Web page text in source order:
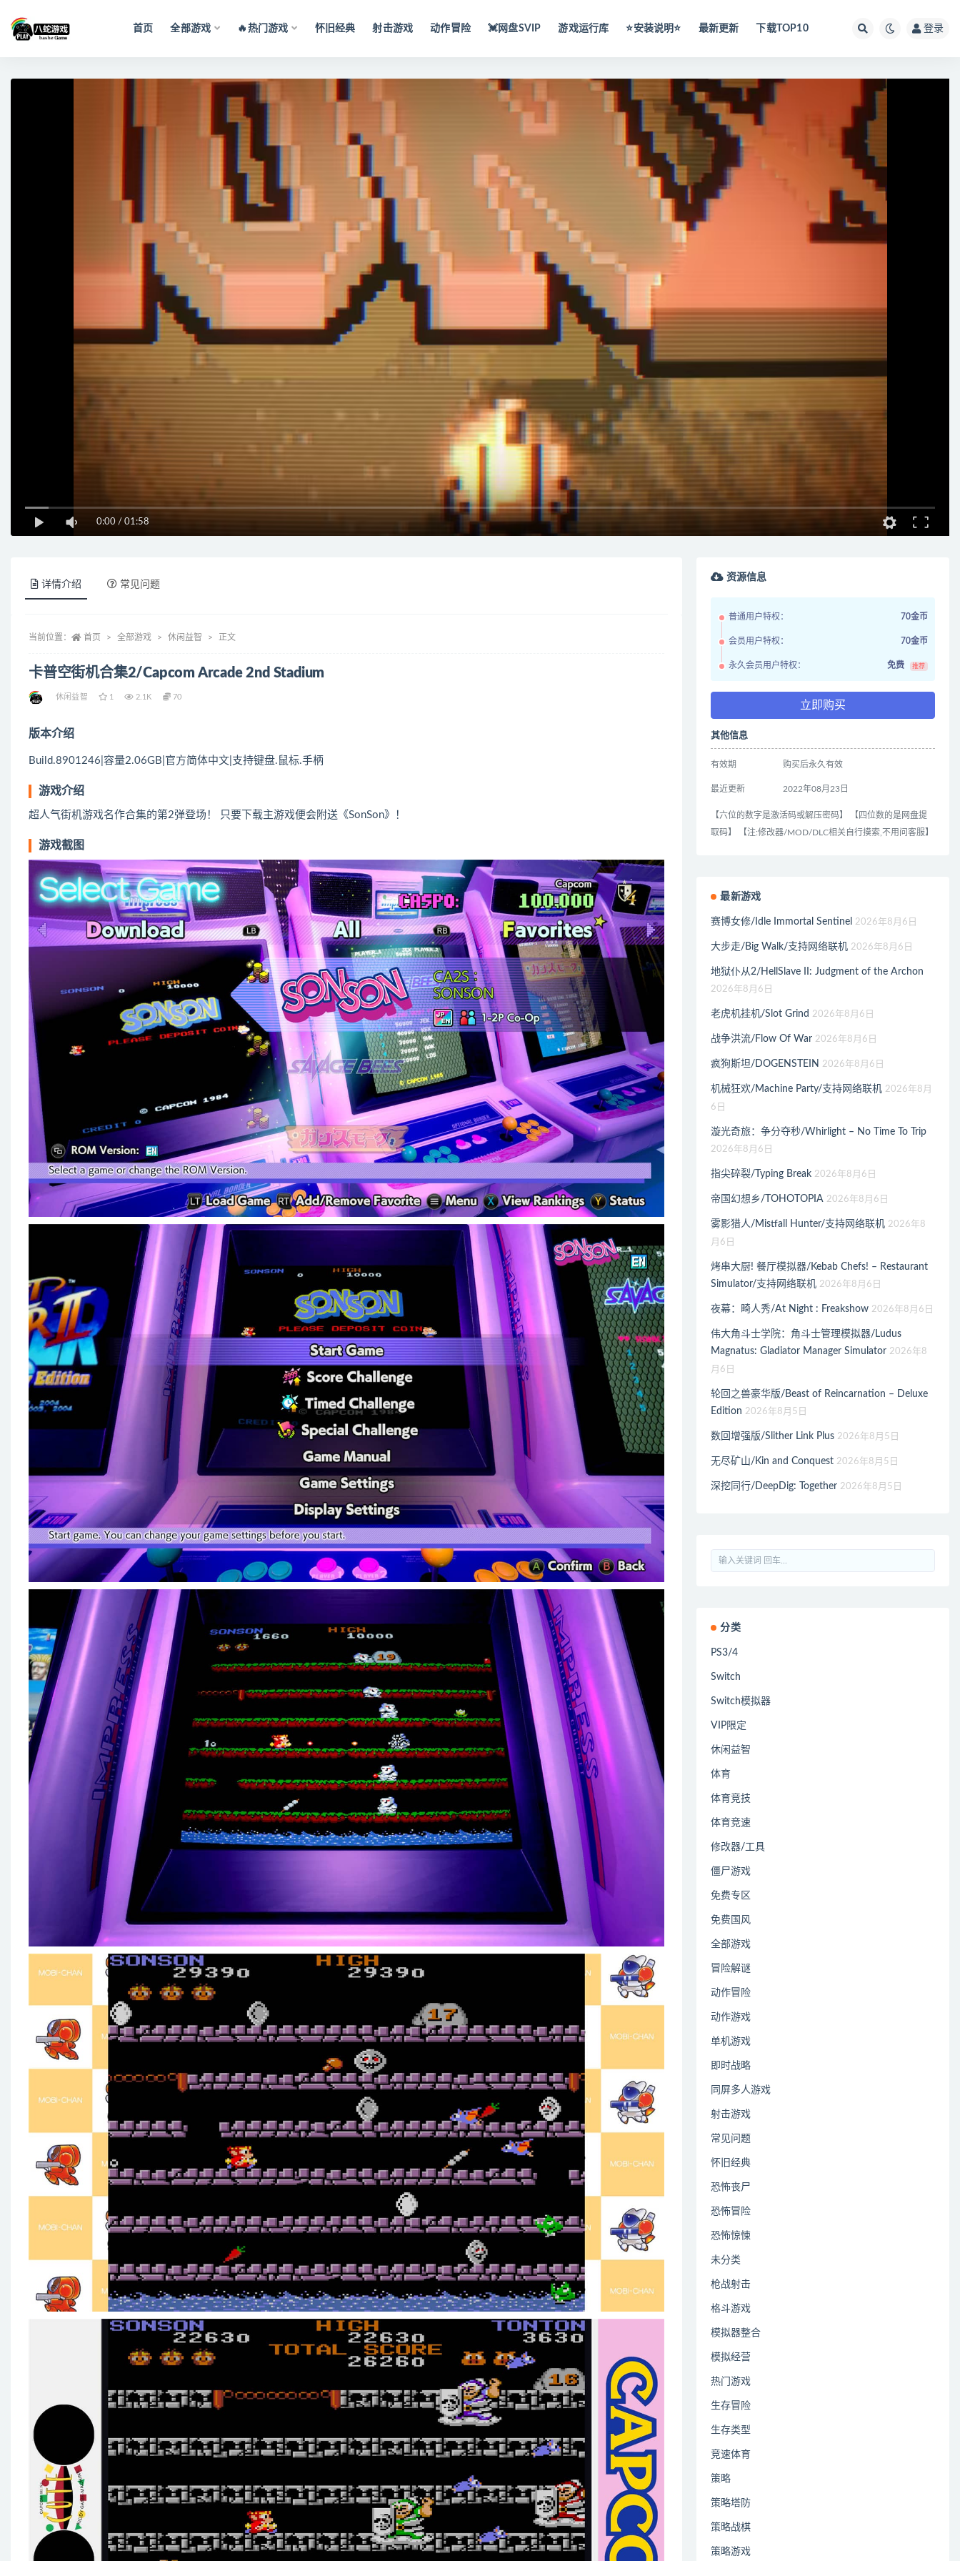
首页 全部游戏 🔥热门游戏 怀旧经典 射击游戏 动作冒险 💓网盘SVIP 游戏运行库 ⭐️安装说明⭐️ 最新更新 下载TOP10 登录
0:00 / 01:58
详情介绍 常见问题
当前位置： 首页 全部游戏 休闲益智 正文
卡普空街机合集2/Capcom Arcade 2nd Stadium
休闲益智 1 2.1K 70
版本介绍
Build.8901246|容量2.06GB|官方简体中文|支持键盘.鼠标.手柄
游戏介绍
超人气街机游戏名作合集的第2弹登场！ 只要下载主游戏便会附送《SonSon》！
游戏截图
资源信息
普通用户特权： 70金币
会员用户特权： 70金币
永久会员用户特权： 免费 推荐
立即购买
其他信息
有效期 购买后永久有效
最近更新 2022年08月23日
【六位的数字是激活码或解压密码】 【四位数的是网盘提
取码】 【注:修改器/MOD/DLC相关自行摸索,不用问客服】
最新游戏
赛博女修/Idle Immortal Sentinel 2026年8月6日
大步走/Big Walk/支持网络联机 2026年8月6日
地狱仆从2/HellSlave II: Judgment of the Archon
2026年8月6日
老虎机挂机/Slot Grind 2026年8月6日
战争洪流/Flow Of War 2026年8月6日
疯狗斯坦/DOGENSTEIN 2026年8月6日
机械狂欢/Machine Party/支持网络联机 2026年8月
6日
漩光奇旅：争分夺秒/Whirlight – No Time To Trip
2026年8月6日
指尖碎裂/Typing Break 2026年8月6日
帝国幻想乡/TOHOTOPIA 2026年8月6日
雾影猎人/Mistfall Hunter/支持网络联机 2026年8
月6日
烤串大厨! 餐厅模拟器/Kebab Chefs! – Restaurant
Simulator/支持网络联机 2026年8月6日
夜幕：畸人秀/At Night : Freakshow 2026年8月6日
伟大角斗士学院：角斗士管理模拟器/Ludus
Magnatus: Gladiator Manager Simulator 2026年8
月6日
轮回之兽豪华版/Beast of Reincarnation – Deluxe
Edition 2026年8月5日
数回增强版/Slither Link Plus 2026年8月5日
无尽矿山/Kin and Conquest 2026年8月5日
深挖同行/DeepDig: Together 2026年8月5日
分类
PS3/4
Switch
Switch模拟器
VIP限定
休闲益智
体育
体育竞技
体育竞速
修改器/工具
僵尸游戏
免费专区
免费国风
全部游戏
冒险解谜
动作冒险
动作游戏
单机游戏
即时战略
同屏多人游戏
射击游戏
常见问题
怀旧经典
恐怖丧尸
恐怖冒险
恐怖惊悚
未分类
枪战射击
格斗游戏
模拟器整合
模拟经营
热门游戏
生存冒险
生存类型
竞速体育
策略
策略塔防
策略战棋
策略游戏